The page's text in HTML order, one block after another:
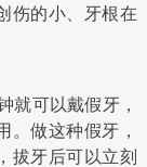
伤的小、牙根在
可以戴假牙，
。做这种假牙，
拔牙后可以立刻